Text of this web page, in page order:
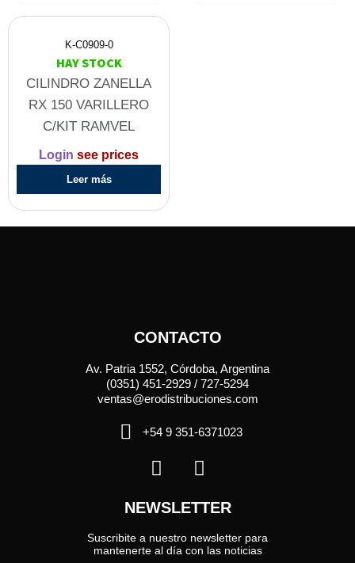
K-C0909-0
HAY STOCK
CILINDRO ZANELLA
RX 150 VARILLERO
C/KIT RAMVEL
Login see prices
Leer más
CONTACTO
Av. Patria 1552, Córdoba, Argentina
(0351) 451-2929 / 727-5294
ventas@erodistribuciones.com
+54 9 351-6371023
NEWSLETTER
Suscribite a nuestro newsletter para
mantenerte al día con las noticias